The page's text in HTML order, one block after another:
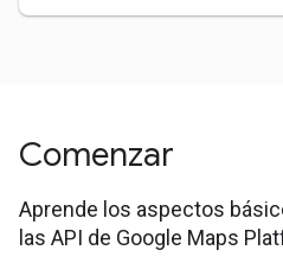
Comenzar
Aprende los aspectos
las API de Google Maps